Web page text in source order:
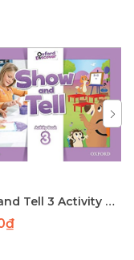
Show and Tell 3 Activity Book